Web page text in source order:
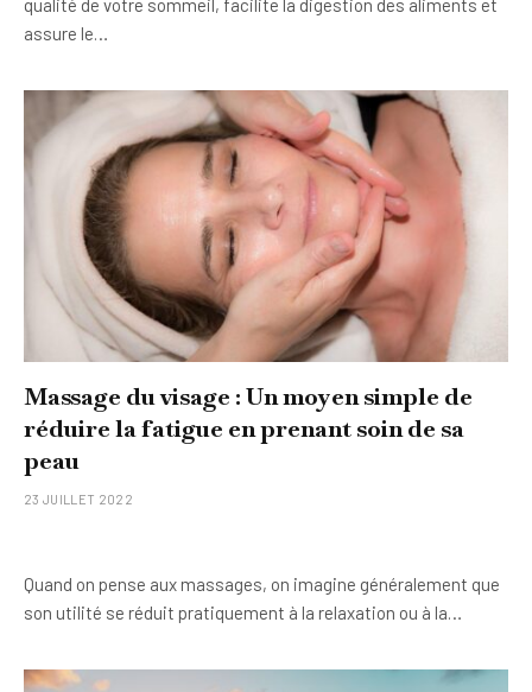
assure le…
Massage du visage : Un moyen simple de
réduire la fatigue en prenant soin de sa
peau
23 JUILLET 2022
Quand on pense aux massages, on imagine généralement que
son utilité se réduit pratiquement à la relaxation ou à la…